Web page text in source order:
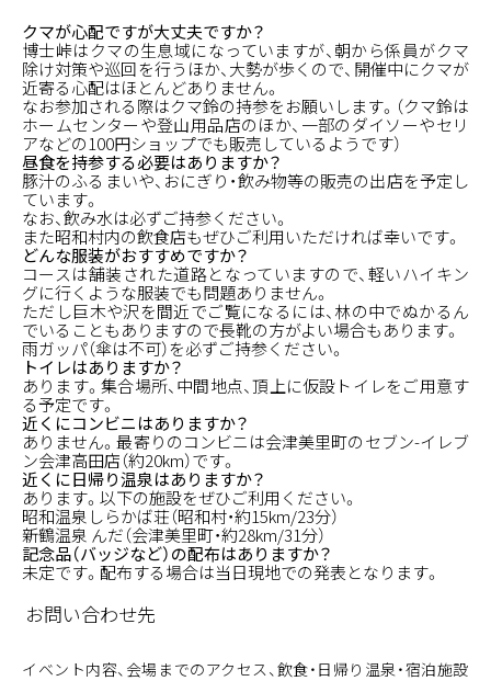
クマが心配ですが大丈夫ですか？
博士峠はクマの生息域になっていますが、朝から係員がクマ
除け対策や巡回を行うほか、大勢が歩くので、開催中にクマが
近寄る心配はほとんどありません。
なお参加される際はクマ鈴の持参をお願いします。（クマ鈴は
ホームセンターや登山用品店のほか、一部のダイソーやセリ
アなどの100円ショップでも販売しているようです）
昼食を持参する必要はありますか？
豚汁のふるまいや、おにぎり・飲み物等の販売の出店を予定し
ています。
なお、飲み水は必ずご持参ください。
また昭和村内の飲食店もぜひご利用いただければ幸いです。
どんな服装がおすすめですか？
コースは舗装された道路となっていますので、軽いハイキン
グに行くような服装でも問題ありません。
ただし巨木や沢を間近でご覧になるには、林の中でぬかるん
でいることもありますので長靴の方がよい場合もあります。
雨ガッパ（傘は不可）を必ずご持参ください。
トイレはありますか？
あります。集合場所、中間地点、頂上に仮設トイレをご用意す
る予定です。
近くにコンビニはありますか？
ありません。最寄りのコンビニは会津美里町のセブン-イレブ
ン会津高田店（約20km）です。
近くに日帰り温泉はありますか？
あります。以下の施設をぜひご利用ください。
昭和温泉しらかば荘（昭和村・約15km/23分）
新鶴温泉 んだ（会津美里町・約28km/31分）
記念品（バッジなど）の配布はありますか？
未定です。配布する場合は当日現地での発表となります。
お問い合わせ先
イベント内容、会場までのアクセス、飲食・日帰り温泉・宿泊施設